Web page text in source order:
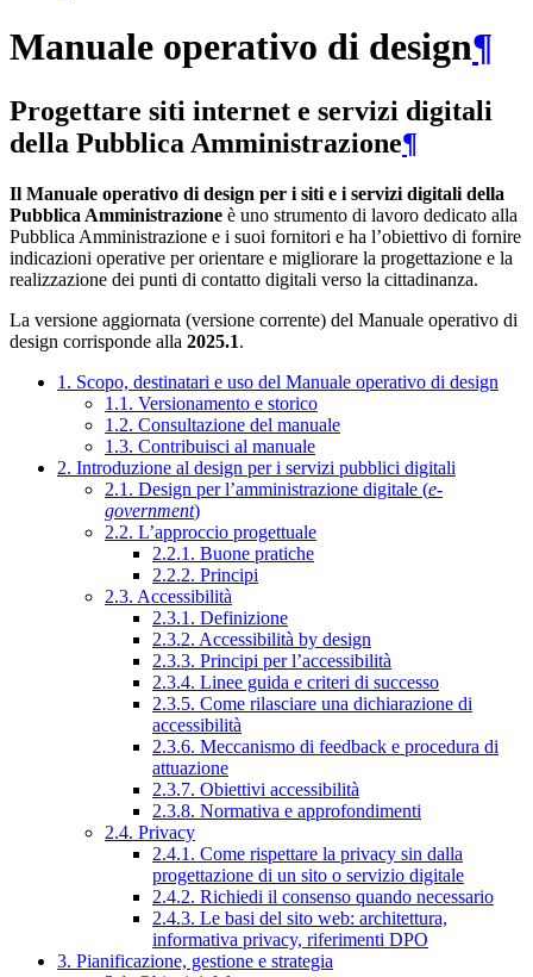
Manuale operativo di design¶
Progettare siti internet e servizi digitali
della Pubblica Amministrazione¶
Il Manuale operativo di design per i siti e i servizi digitali della
Pubblica Amministrazione è uno strumento di lavoro dedicato alla
Pubblica Amministrazione e i suoi fornitori e ha l’obiettivo di fornire
indicazioni operative per orientare e migliorare la progettazione e la
realizzazione dei punti di contatto digitali verso la cittadinanza.
La versione aggiornata (versione corrente) del Manuale operativo di
design corrisponde alla 2025.1.
1. Scopo, destinatari e uso del Manuale operativo di design
1.1. Versionamento e storico
1.2. Consultazione del manuale
1.3. Contribuisci al manuale
2. Introduzione al design per i servizi pubblici digitali
2.1. Design per l’amministrazione digitale (e-
government)
2.2. L’approccio progettuale
2.2.1. Buone pratiche
2.2.2. Principi
2.3. Accessibilità
2.3.1. Definizione
2.3.2. Accessibilità by design
2.3.3. Principi per l’accessibilità
2.3.4. Linee guida e criteri di successo
2.3.5. Come rilasciare una dichiarazione di
accessibilità
2.3.6. Meccanismo di feedback e procedura di
attuazione
2.3.7. Obiettivi accessibilità
2.3.8. Normativa e approfondimenti
2.4. Privacy
2.4.1. Come rispettare la privacy sin dalla
progettazione di un sito o servizio digitale
2.4.2. Richiedi il consenso quando necessario
2.4.3. Le basi del sito web: architettura,
informativa privacy, riferimenti DPO
3. Pianificazione, gestione e strategia